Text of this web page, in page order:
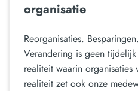
organisatie
Reorganisaties.
Verandering is geen
realiteit waarin organisaties
realiteit zet ook onze